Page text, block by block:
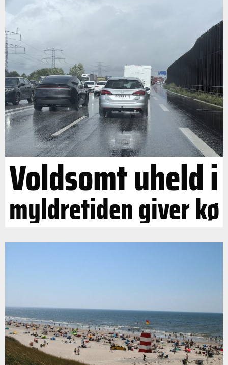
Voldsomt uheld i
myldretiden giver kø